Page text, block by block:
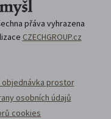
přáva vyhrazena
CZECHGROUP.cz
objednávka prostor
osobních údajů
cookies